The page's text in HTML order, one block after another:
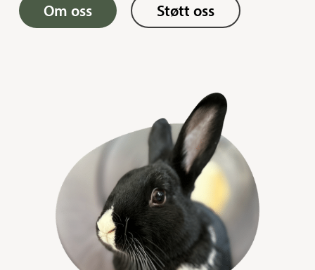
Om oss Støtt oss